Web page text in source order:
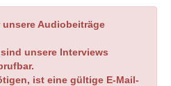
Audiobeiträge
unsere Interviews
ist eine gültige E-Mail-